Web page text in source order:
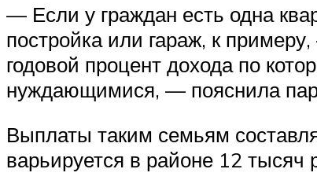
— Если у граждан есть одна
постройка или гараж, к
годовой процент дохода по
нуждающимися, — пояснила
Выплаты таким семьям
варьируется в районе 12 тысяч